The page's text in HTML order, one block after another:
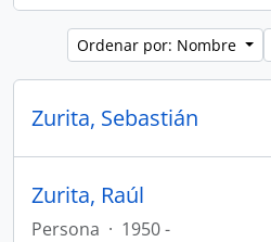
Ordenar por: Nombre
Zurita, Sebastián
Zurita, Raúl
Persona · 1950 -